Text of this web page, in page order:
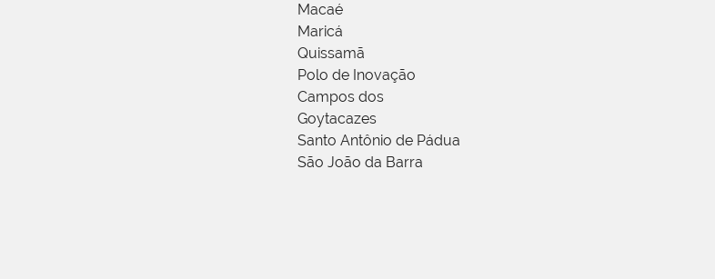
Macaé
Maricá
Quissamã
Polo de Inovação
Campos dos
Goytacazes
Santo Antônio de Pádua
São João da Barra